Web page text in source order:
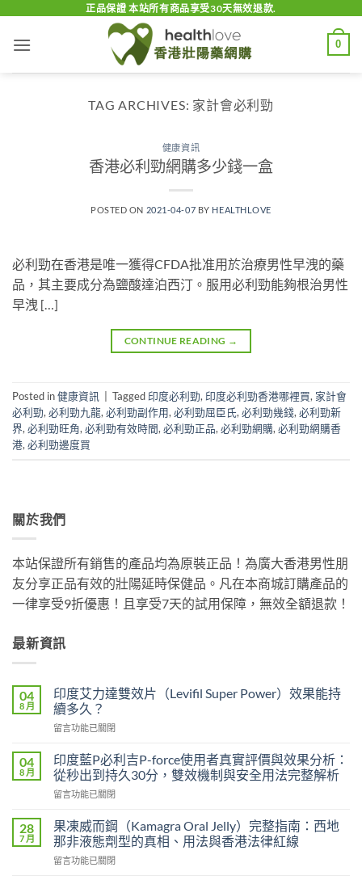
content
正品保證 本站所有商品享受30天無效退款.
0
TAG ARCHIVES: 家計會必利勁
健康資訊
香港必利勁網購多少錢一盒
POSTED ON 2021-04-07 BY HEALTHLOVE
必利勁在香港是唯一獲得CFDA批准用於治療男性早洩的藥
品，其主要成分為鹽酸達泊西汀。服用必利勁能夠根治男性
早洩 […]
CONTINUE READING →
Posted in健康資訊 Tagged 印度必利勁, 印度必利勁香港哪裡買, 家計會
必利勁, 必利勁九龍, 必利勁副作用, 必利勁屈臣氏, 必利勁幾錢, 必利勁新
界, 必利勁旺角, 必利勁有效時間, 必利勁正品, 必利勁網購, 必利勁網購香
港, 必利勁邊度買
關於我們
本站保證所有銷售的產品均為原裝正品！為廣大香港男性朋
友分享正品有效的壯陽延時保健品。凡在本商城訂購產品的
一律享受9折優惠！且享受7天的試用保障，無效全額退款！
最新資訊
04
8 月
印度艾力達雙效片（Levifil Super Power）效果能持
續多久？
在
度
艾
力
達
效
片
（Levifil
Super
留言功能已關閉
04
8 月
印度藍P必利吉P-force使用者真實評價與效果分析：
從秒出到持久30分，雙效機制與安全用法完整解析
在
度
藍
P
必
留言功能已關閉
28
7 月
果凍威而鋼（Kamagra Oral Jelly）完整指南：西地
那非液態劑型的真相、用法與香港法律紅線
在
留言功能已關閉